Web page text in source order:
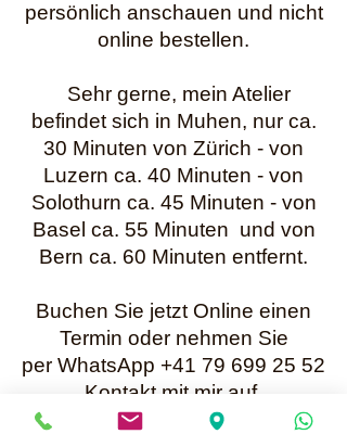
persönlich anschauen und nicht
online bestellen.
Sehr gerne, mein Atelier
befindet sich in Muhen, nur ca.
30 Minuten von Zürich - von
Luzern ca. 40 Minuten - von
Solothurn ca. 45 Minuten - von
Basel ca. 55 Minuten und von
Bern ca. 60 Minuten entfernt.
Buchen Sie jetzt Online einen
Termin oder nehmen Sie
per WhatsApp +41 79 699 25 52
Kontakt mit mir auf.